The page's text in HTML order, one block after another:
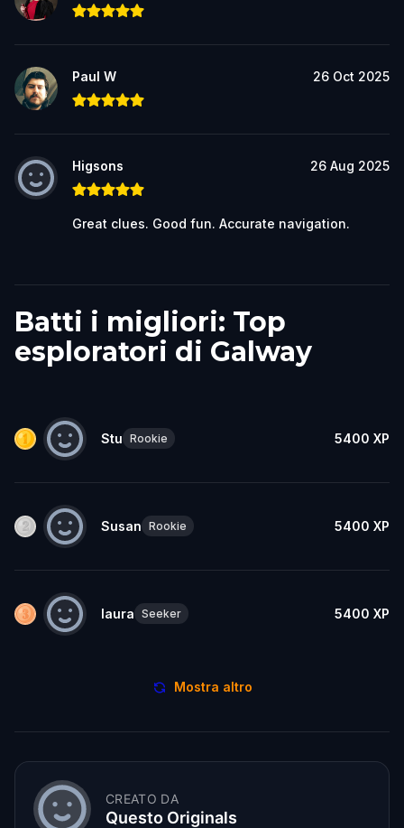
Paul W 26 Oct 2025
Higsons 26 Aug 2025
Great clues. Good fun. Accurate navigation.
Batti i migliori: Top
esploratori di Galway
Stu Rookie 5400 XP
Susan Rookie 5400 XP
laura Seeker 5400 XP
Mostra altro
CREATO DA
Questo Originals